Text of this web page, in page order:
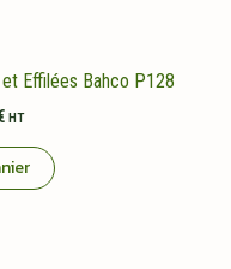
Effilées Bahco P128
Le
actuel
HT